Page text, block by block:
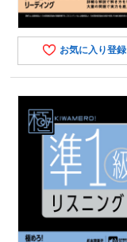
お気に入り登録